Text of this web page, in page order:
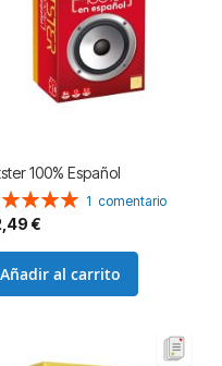
100% Español
1 comentario
€
Añadir al carrito